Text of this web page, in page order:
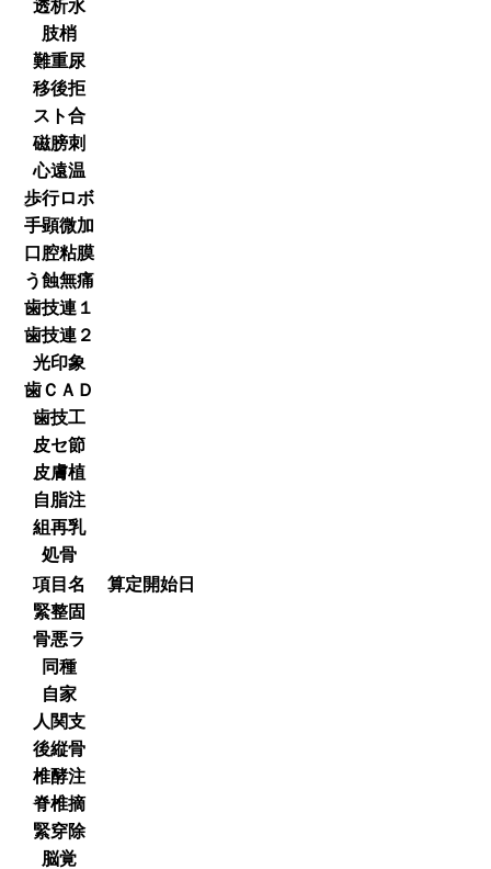
透析水
肢梢
難重尿
移後拒
スト合
磁膀刺
心遠温
歩行ロボ
手顕微加
口腔粘膜
う蝕無痛
歯技連１
歯技連２
光印象
歯ＣＡＤ
歯技工
皮セ節
皮膚植
自脂注
組再乳
処骨
項目名
算定開始日
緊整固
骨悪ラ
同種
自家
人関支
後縦骨
椎酵注
脊椎摘
緊穿除
脳覚